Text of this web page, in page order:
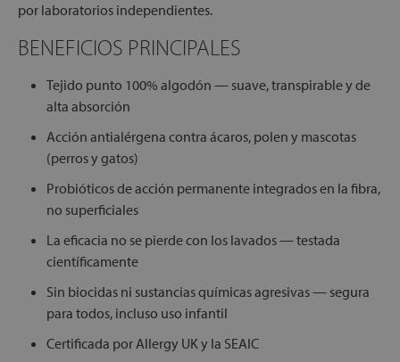
por laboratorios independientes.
BENEFICIOS PRINCIPALES
Tejido punto 100% algodón — suave, transpirable y de
alta absorción
Acción antialérgena contra ácaros, polen y mascotas
(perros y gatos)
Probióticos de acción permanente integrados en la fibra,
no superficiales
La eficacia no se pierde con los lavados — testada
científicamente
Sin biocidas ni sustancias químicas agresivas — segura
para todos, incluso uso infantil
Certificada por Allergy UK y la SEAIC